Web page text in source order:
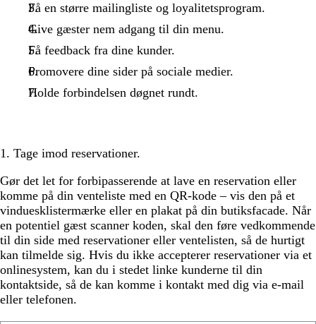
Få en større mailingliste og loyalitetsprogram.
Give gæster nem adgang til din menu.
Få feedback fra dine kunder.
Promovere dine sider på sociale medier.
Holde forbindelsen døgnet rundt.
1. Tage imod reservationer.
Gør det let for forbipasserende at lave en reservation eller
komme på din venteliste med en QR-kode – vis den på et
vinduesklistermærke eller en plakat på din butiksfacade. Når
en potentiel gæst scanner koden, skal den føre vedkommende
til din side med reservationer eller ventelisten, så de hurtigt
kan tilmelde sig. Hvis du ikke accepterer reservationer via et
onlinesystem, kan du i stedet linke kunderne til din
kontaktside, så de kan komme i kontakt med dig via e-mail
eller telefonen.